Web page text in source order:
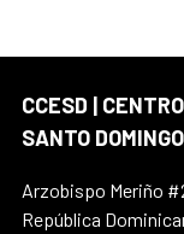
CCESD |
SANTO DOMINGO
Arzobispo Meriño
República